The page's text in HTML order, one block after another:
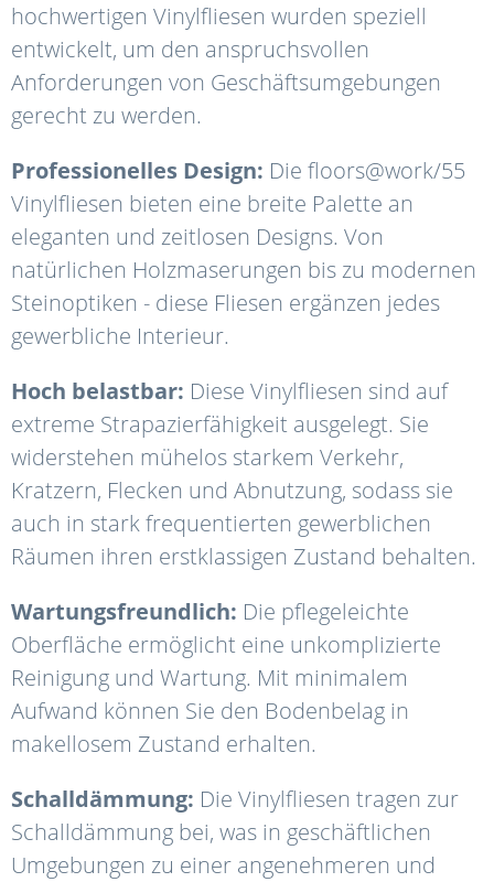
hochwertigen Vinylfliesen wurden speziell
entwickelt, um den anspruchsvollen
Anforderungen von Geschäftsumgebungen
gerecht zu werden.
Professionelles Design: Die floors@work/55
Vinylfliesen bieten eine breite Palette an
eleganten und zeitlosen Designs. Von
natürlichen Holzmaserungen bis zu modernen
Steinoptiken - diese Fliesen ergänzen jedes
gewerbliche Interieur.
Hoch belastbar: Diese Vinylfliesen sind auf
extreme Strapazierfähigkeit ausgelegt. Sie
widerstehen mühelos starkem Verkehr,
Kratzern, Flecken und Abnutzung, sodass sie
auch in stark frequentierten gewerblichen
Räumen ihren erstklassigen Zustand behalten.
Wartungsfreundlich: Die pflegeleichte
Oberfläche ermöglicht eine unkomplizierte
Reinigung und Wartung. Mit minimalem
Aufwand können Sie den Bodenbelag in
makellosem Zustand erhalten.
Schalldämmung: Die Vinylfliesen tragen zur
Schalldämmung bei, was in geschäftlichen
Umgebungen zu einer angenehmeren und